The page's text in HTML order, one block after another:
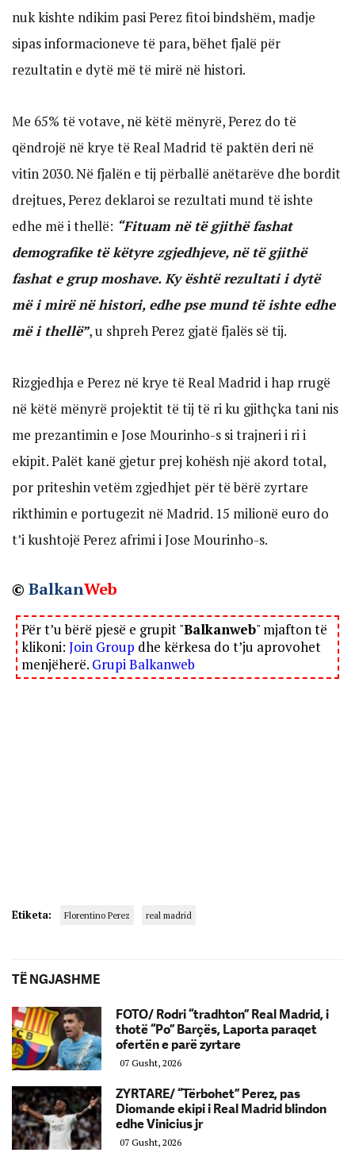
nuk kishte ndikim pasi Perez fitoi bindshëm, madje
sipas informacioneve të para, bëhet fjalë për
rezultatin e dytë më të mirë në histori.
Me 65% të votave, në këtë mënyrë, Perez do të
qëndrojë në krye të Real Madrid të paktën deri në
vitin 2030. Në fjalën e tij përballë anëtarëve dhe bordit
drejtues, Perez deklaroi se rezultati mund të ishte
edhe më i thellë: “Fituam në të gjithë fashat
demografike të këtyre zgjedhjeve, në të gjithë
fashat e grup moshave. Ky është rezultati i dytë
më i mirë në histori, edhe pse mund të ishte edhe
më i thellë”, u shpreh Perez gjatë fjalës së tij.
Rizgjedhja e Perez në krye të Real Madrid i hap rrugë
në këtë mënyrë projektit të tij të ri ku gjithçka tani nis
me prezantimin e Jose Mourinho-s si trajneri i ri i
ekipit. Palët kanë gjetur prej kohësh një akord total,
por priteshin vetëm zgjedhjet për të bërë zyrtare
rikthimin e portugezit në Madrid. 15 milionë euro do
t’i kushtojë Perez afrimi i Jose Mourinho-s.
© BalkanWeb
Për t’u bërë pjesë e grupit "Balkanweb" mjafton të
klikoni: Join Group dhe kërkesa do t’ju aprovohet
menjëherë. Grupi Balkanweb
Etiketa: Florentino Perez real madrid
TË NGJASHME
FOTO/ Rodri “tradhton” Real Madrid, i
thotë “Po” Barçës, Laporta paraqet
ofertën e parë zyrtare
07 Gusht, 2026
ZYRTARE/ “Tërbohet” Perez, pas
Diomande ekipi i Real Madrid blindon
edhe Vinicius jr
07 Gusht, 2026